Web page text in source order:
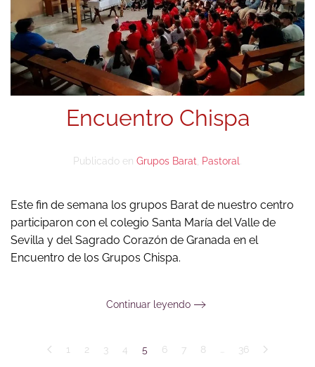
Encuentro Chispa
Publicado en Grupos Barat Pastoral
Este fin de semana los grupos Barat de nuestro centro
participaron con el colegio Santa María del Valle de
Sevilla y del Sagrado Corazón de Granada en el
Encuentro de los Grupos Chispa.
Continuar leyendo
1 2 3 4 5 6 7 8 … 36